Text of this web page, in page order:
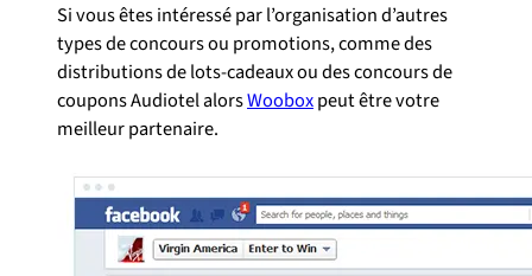
Si vous êtes intéressé par l’organisation d’autres
types de concours ou promotions, comme des
distributions de lots-cadeaux ou des concours de
coupons Audiotel alorsWooboxpeut être votre
meilleur partenaire.